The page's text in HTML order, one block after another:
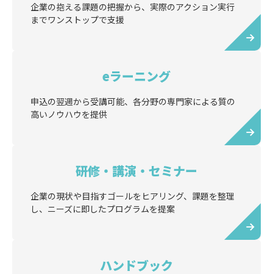
企業の抱える課題の把握から、実際のアクション実行
までワンストップで支援
eラーニング
申込の翌週から受講可能、各分野の専門家による質の
高いノウハウを提供
研修・講演・セミナー
企業の現状や目指すゴールをヒアリング、課題を整理
し、ニーズに即したプログラムを提案
ハンドブック